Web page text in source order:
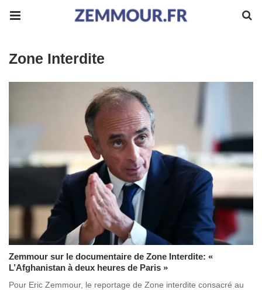
Zone Interdite
Zemmour sur le documentaire de Zone Interdite: «
L’Afghanistan à deux heures de Paris »
Pour Eric Zemmour, le reportage de Zone interdite consacré au